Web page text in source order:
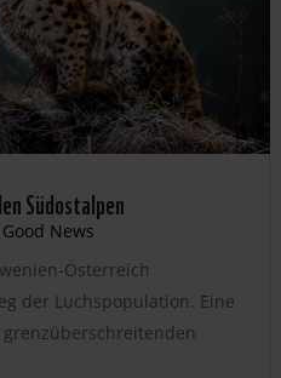
Südostalpen
Good News
Österreich
der Luchspopulation. Eine